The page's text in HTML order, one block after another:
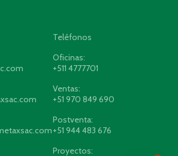
Teléfonos
Oficinas:
+511 4777701
Ventas:
+51 970 849 690
Postventa:
+51 944 483 676
Proyectos: